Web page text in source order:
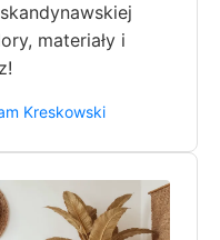
materiały i
Kreskowski